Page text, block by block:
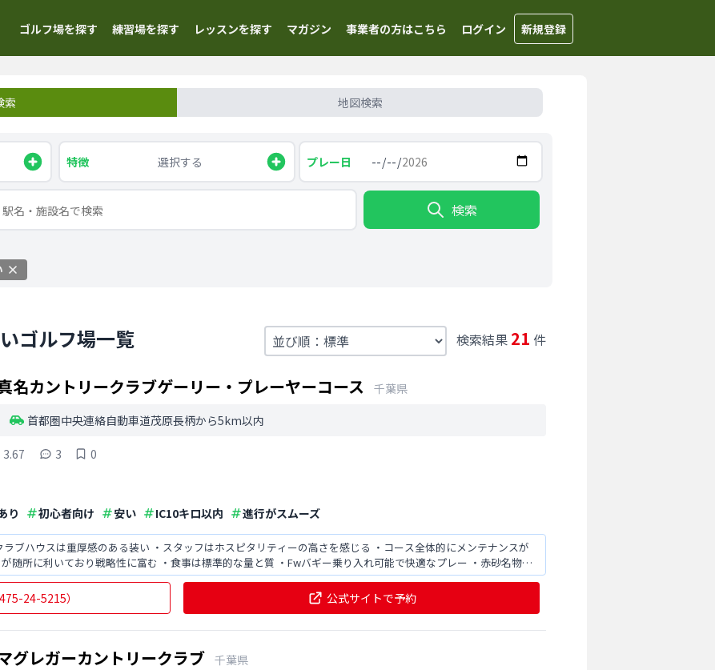
ゴルフ場を探す 練習場を探す レッスンを探す マガジン 事業者の方はこちら ログイン 新規登録
索 地図検索
特徴 選択する プレー日
検索
ゴルフ場一覧 検索結果 21 件
名カントリークラブゲーリー・プレーヤーコース
千葉県
首都圏中央連絡自動車道茂原長柄から5km以内
3.67 3 0
り 初心者向け 安い IC10キロ以内 進行がスムーズ
ラブハウスは重厚感のある装い ・スタッフはホスピタリティーの高さを感じる ・コース全体的にメンテナンスが
随所に利いており戦略性に富む ・食事は標準的な量と質 ・Fwバギー乗り入れ可能で快適なプレー ・赤砂名物バ
・茂原
24-5215） 公式サイトで予約
グレガーカントリークラブ
千葉県